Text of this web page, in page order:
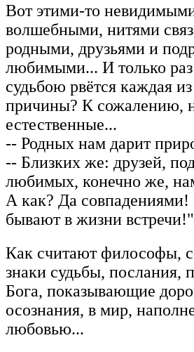
Вот этими-то
волшебными, нитями
родными, друзьями и
любимыми... И только
судьбою рвётся каждая
причины? К сожалению,
естественные...
-- Родных нам дарит
-- Близких же: друзей,
любимых, конечно же,
А как? Да совпадениями!
бывают в жизни встречи!"
Как считают философы,
знаки судьбы, послания,
Бога, показывающие
осознания, в мир,
любовью...